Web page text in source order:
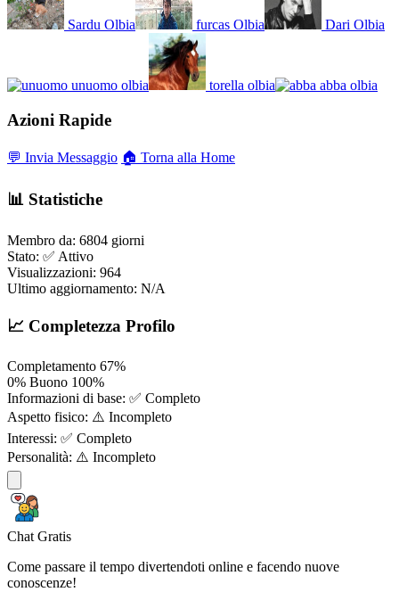
Sardu Olbia furcas Olbia Dari Olbia
unuomo olbia torella olbia abba olbia
Azioni Rapide
💬 Invia Messaggio 🏠 Torna alla Home
📊 Statistiche
Membro da: 6804 giorni
Stato: ✅ Attivo
Visualizzazioni: 964
Ultimo aggiornamento: N/A
📈 Completezza Profilo
Completamento 67%
0% Buono 100%
Informazioni di base: ✅ Completo
Aspetto fisico: ⚠️ Incompleto
Interessi: ✅ Completo
Personalità: ⚠️ Incompleto
Chat Gratis
Come passare il tempo divertendoti online e facendo nuove
conoscenze!